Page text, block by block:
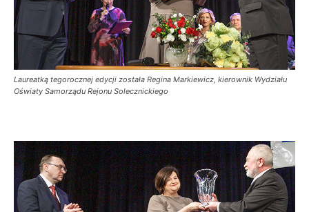
Laureatką tegorocznej edycji została Regina Markiewicz, kierownik Wydziału
Oświaty Samorządu Rejonu Solecznickiego